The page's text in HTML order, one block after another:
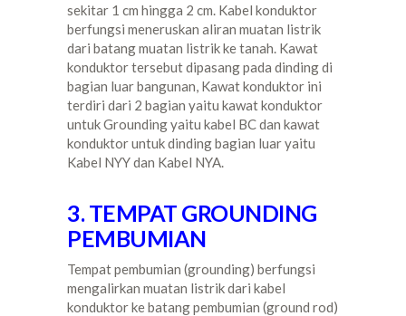
sekitar 1 cm hingga 2 cm. Kabel konduktor
berfungsi meneruskan aliran muatan listrik
dari batang muatan listrik ke tanah. Kawat
konduktor tersebut dipasang pada dinding di
bagian luar bangunan, Kawat konduktor ini
terdiri dari 2 bagian yaitu kawat konduktor
untuk Grounding yaitu kabel BC dan kawat
konduktor untuk dinding bagian luar yaitu
Kabel NYY dan Kabel NYA.
3. TEMPAT GROUNDING
PEMBUMIAN
Tempat pembumian (grounding) berfungsi
mengalirkan muatan listrik dari kabel
konduktor ke batang pembumian (ground rod)